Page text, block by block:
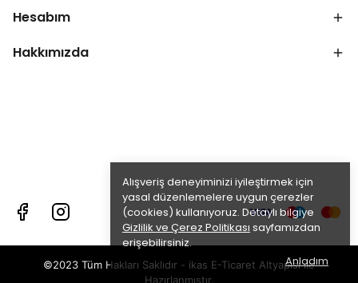
Alışveriş deneyiminizi iyileştirmek için
yasal düzenlemelere uygun çerezler
(cookies) kullanıyoruz. Detaylı bilgiye
Gizlilik ve Çerez Politikası sayfamızdan
erişebilirsiniz.
Anladım
Hesabım
Hakkımızda
©2023 Tüm Hakları Saklıdır - ikas E-Ticaret Altyapısı ile
Hazırlanmıştır.